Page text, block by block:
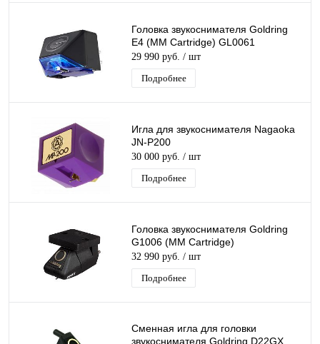
Головка звукоснимателя Goldring
E4 (MM Cartridge) GL0061
29 990 руб. / шт
Подробнее
Игла для звукоснимателя Nagaoka
JN-P200
30 000 руб. / шт
Подробнее
Головка звукоснимателя Goldring
G1006 (MM Cartridge)
32 990 руб. / шт
Подробнее
Cменная игла для головки
звукоснимателя Goldring D22GX